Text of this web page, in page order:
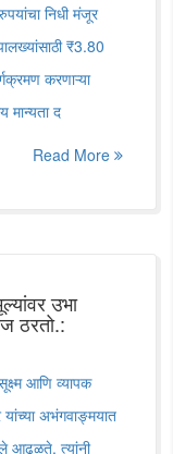
निधी मंजूर
₹3.80
करणाऱ्या
मान्यता द
Read More
उभा
ठरतो.:
आणि व्यापक
अभंगवाङ्मयात
आढळते. त्यांनी